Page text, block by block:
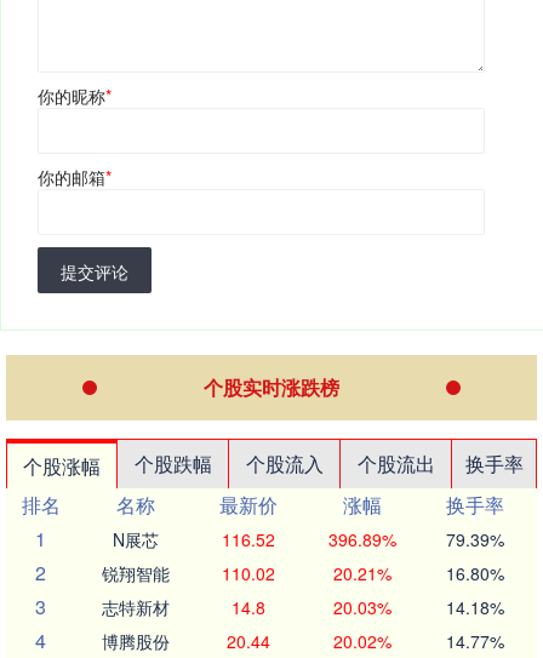
你的昵称*
你的邮箱*
提交评论
个股实时涨跌榜
个股涨幅 个股跌幅 个股流入 个股流出
换手率
排名
名称 最新价 涨幅
换手率
1
N展芯 116.52 396.89% 79.39%
2 锐翔智能 110.02 20.21% 16.80%
3 志特新材 14.8 20.03% 14.18%
4 博腾股份 20.44 20.02% 14.77%